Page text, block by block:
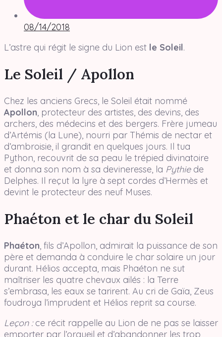
08/14/2018
L’astre qui régit le signe du Lion est le Soleil.
Le Soleil / Apollon
Chez les anciens Grecs, le Soleil était nommé
Apollon, protecteur des artistes, des devins, des
archers, des médecins et des bergers. Frère jumeau
d’Artémis (la Lune), nourri par Thémis de nectar et
d’ambroisie, il grandit en quelques jours. Il tua
Python, recouvrit de sa peau le trépied divinatoire
et donna son nom à sa devineresse, la Pythiede
Delphes. Il reçut la lyre à sept cordes d’Hermès et
devint le protecteur des neuf Muses.
Phaéton et le char du Soleil
Phaéton, fils d’Apollon, admirait la puissance de son
père et demanda à conduire le char solaire un jour
durant. Hélios accepta, mais Phaéton ne sut
maîtriser les quatre chevaux ailés : la Terre
s’embrasa, les eaux se tarirent. Au cri de Gaïa, Zeus
foudroya l’imprudent et Hélios reprit sa course.
Leçon :ce récit rappelle au Lion de ne pas se laisser
emporter par l’orgueil et d’abandonner les trop